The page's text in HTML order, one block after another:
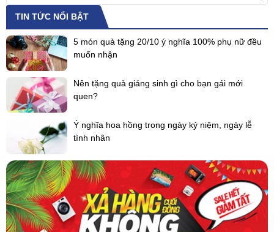
TIN TỨC NỔI BẬT
5 món quà tặng 20/10 ý nghĩa 100% phụ nữ đều
muốn nhận
Nên tặng quà giáng sinh gì cho bạn gái mới
quen?
Ý nghĩa hoa hồng trong ngày kỷ niệm, ngày lễ
tình nhân